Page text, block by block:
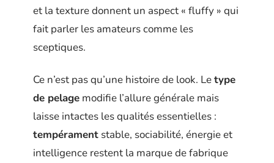
et la texture donnent un aspect « fluffy » qui
fait parler les amateurs comme les
sceptiques.
Ce n’est pas qu’une histoire de look. Letype
de pelage modifie l’allure générale mais
laisse intactes les qualités essentielles :
tempérament stable, sociabilité, énergie et
intelligence restent la marque de fabrique